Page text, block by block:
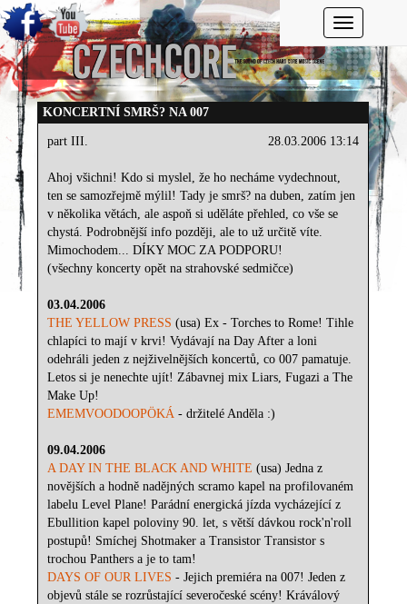
Toggle
KONCERTNÍ SMRŠ? NA 007
28.03.2006 13:14
part III.
Ahoj všichni! Kdo si myslel, že ho necháme vydechnout,
ten se samozřejmě mýlil! Tady je smrš? na duben, zatím jen
v několika větách, ale aspoň si uděláte přehled, co vše se
chystá. Podrobnější info později, ale to už určitě víte.
Mimochodem... DÍKY MOC ZA PODPORU!
(všechny koncerty opět na strahovské sedmičce)
03.04.2006
THE YELLOW PRESS (usa) Ex - Torches to Rome! Tihle
chlapíci to mají v krvi! Vydávají na Day After a loni
odehráli jeden z nejživelnějších koncertů, co 007 pamatuje.
Letos si je nenechte ujít! Zábavnej mix Liars, Fugazi a The
Make Up!
EMEMVOODOOPÖKÁ - držitelé Anděla :)
09.04.2006
A DAY IN THE BLACK AND WHITE (usa) Jedna z
novějších a hodně nadějných scramo kapel na profilovaném
labelu Level Plane! Parádní energická jízda vycházející z
Ebullition kapel poloviny 90. let, s větší dávkou rock'n'roll
postupů! Smíchej Shotmaker a Transistor Transistor s
trochou Panthers a je to tam!
DAYS OF OUR LIVES - Jejich premiéra na 007! Jeden z
objevů stále se rozrůstající severočeské scény! Kráválový